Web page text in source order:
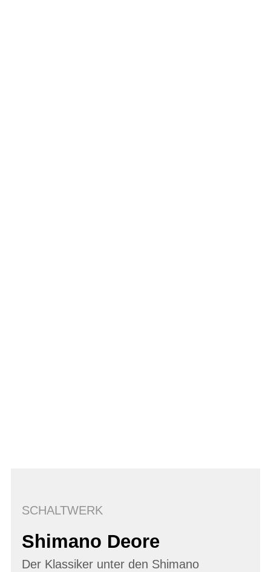
SCHALTWERK
Shimano Deore
Der Klassiker unter den Shimano